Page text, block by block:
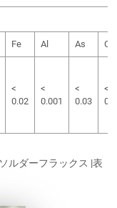
Fe Al As Cd
<
0.02
<
0.001
<
0.03
<
ルダーフラックス |表